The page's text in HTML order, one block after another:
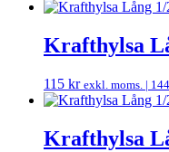
Krafthylsa
115 kr exkl. moms. | 144
Krafthylsa